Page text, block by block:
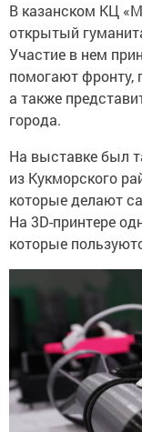
В казанском КЦ
открытый
Участие в нем
помогают фронту,
а также
города.
На выставке был
из Кукморского
которые делают
На 3D-принтере
которые